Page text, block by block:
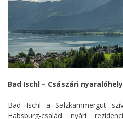
Bad Ischl – Császári nyaralóhely
Bad Ischl a Salzkammergut
Habsburg-család nyári